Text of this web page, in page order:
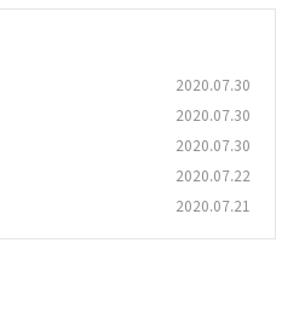
2020.07.30
2020.07.30
2020.07.30
2020.07.22
2020.07.21